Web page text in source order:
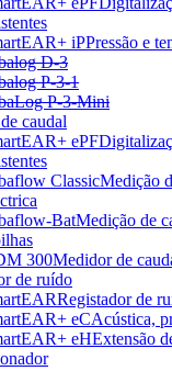
iPPressão e
D-3
P-3-1
P-3-Mini
caudal
ePF
ClassicMedição
BatMedição de
300Medidor de
de ruído
Registador de
eCAcústica,
eHExtensão